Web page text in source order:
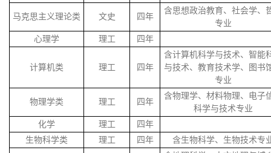
马克思主义理论类 文史 四年
含思想政治教育、社会学、
专业
心理学
理工 四年
计算机类 理工 四年
含计算机科学与技术、智能
与技术、教育技术学、图书
专业
物理学类 理工 四年
含物理学、材料物理、电子
科学与技术专业
化学
理工
四年
生物科学类
理工 四年 含生物科学、生物技术专